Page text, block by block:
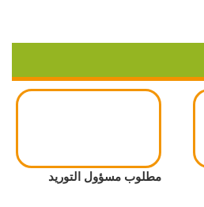
مطلوب مسؤول التوريد